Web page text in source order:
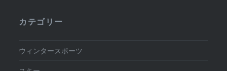
カテゴリー
ウィンタースポーツ